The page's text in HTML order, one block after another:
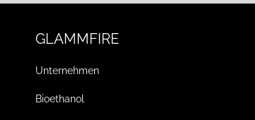
GLAMMFIRE
Unternehmen
Bioethanol